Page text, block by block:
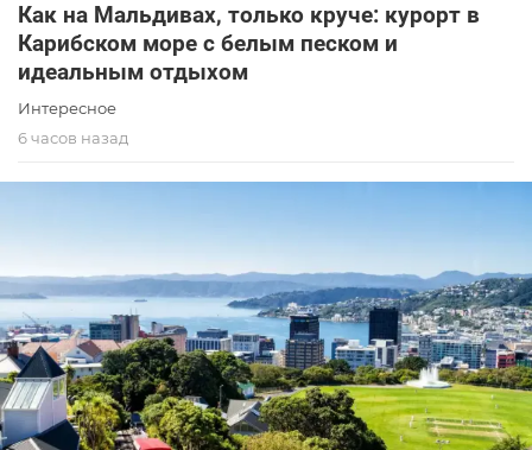
Как на Мальдивах, только круче: курорт в
Карибском море с белым песком и
идеальным отдыхом
Интересное
6 часов назад